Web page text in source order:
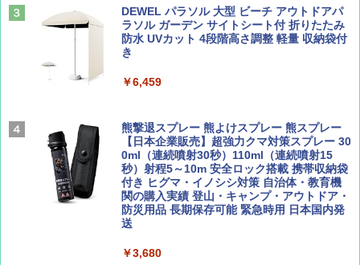
山と溪谷 2026年8月号「南アルプス大全」
￥1,540
￥1,540
AIRLINE（エアライン）2026年9月号【特
集】ボーイング110周年を祝して！
￥1,760
地球の歩き方 スター・ウォーズ
￥2,695
ァキア 2026～2027 地球の歩き方A ヨーロッ
パ
￥2,277
新しい日本地理 地図・統計・移動から読み
解く (講談社現代新書)
￥1,540
￥4,980
テント ワンタッチ RENEW 幅200 2-3人用 43
￥5,999
[キャンパーズコレクション 山善] 傘みたいに
広げるだけ パッとサッとテント ブラックコ
ーティング フルクローズ メッシュ 3-4人用
簡単設置 ポップアップテント エクルベージ
ュ(BC仕様) PATC-150B(EB)
￥9,990
DEWEL パラソル 大型 ビーチ アウトドアパ
ラソル ガーデン サイトシート付 折りたたみ
防水 UVカット 4段階高さ調整 軽量 収納袋付
き
￥6,459
熊撃退スプレー 熊よけスプレー 熊スプレー
【日本企業販売】超強力クマ対策スプレー 30
0ml（連続噴射30秒）110ml（連続噴射15
秒）射程5～10m 安全ロック搭載 携帯収納袋
付き ヒグマ・イノシシ対策 自治体・教育機
関の購入実績 登山・キャンプ・アウトドア・
防災用品 長期保存可能 緊急時用 日本国内発
送
￥3,680